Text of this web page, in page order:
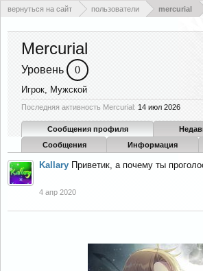
вернуться на сайт пользователи mercurial
Mercurial
Уровень 0
Игрок, Мужской
Последняя активность Mercurial: 14 июл 2026
Сообщения профиля
Сообщения
Информация
Kallary Приветик, а почему ты
4 апр 2020
НЕДАВНЯЯ АКТИВНОСТЬ НОВЫЕ СООБЩЕНИЯ